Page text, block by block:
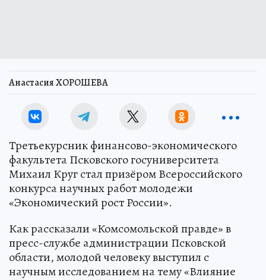
Анастасия ХОРОШЕВА
Третьекурсник финансово-экономического
факультета Псковского госуниверситета
Михаил Круг стал призёром Всероссийского
конкурса научных работ молодежи
«Экономический рост России».
Как рассказали «Комсомольской правде» в
пресс-службе администрации Псковской
области, молодой человеку выступил с
научным исследованием на тему «Влияние